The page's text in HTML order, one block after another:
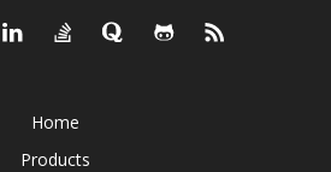
Home
Products